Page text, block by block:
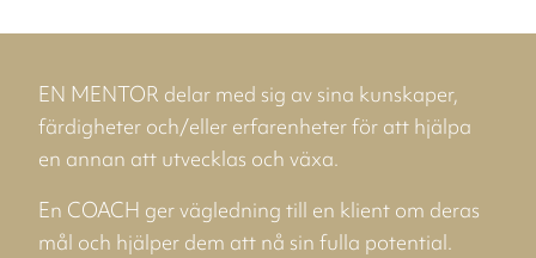
EN MENTOR delar med sig av sina kunskaper,
färdigheter och/eller erfarenheter för att hjälpa
en annan att utvecklas och växa.
En COACH ger vägledning till en klient om deras
mål och hjälper dem att nå sin fulla potential.